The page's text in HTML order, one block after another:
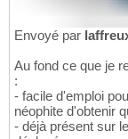
Envoyé par
Au fond ce que je
:
- facile d'emploi
néophite d'obtenir
- déjà présent sur